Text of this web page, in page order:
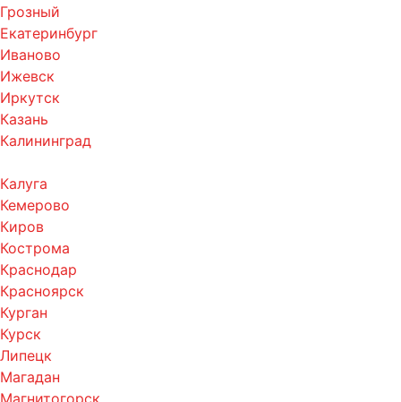
Грозный
Екатеринбург
Иваново
Ижевск
Иркутск
Казань
Калининград
Калуга
Кемерово
Киров
Кострома
Краснодар
Красноярск
Курган
Курск
Липецк
Магадан
Магнитогорск